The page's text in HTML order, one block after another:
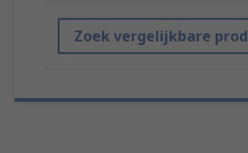
Zoek vergelijkbare